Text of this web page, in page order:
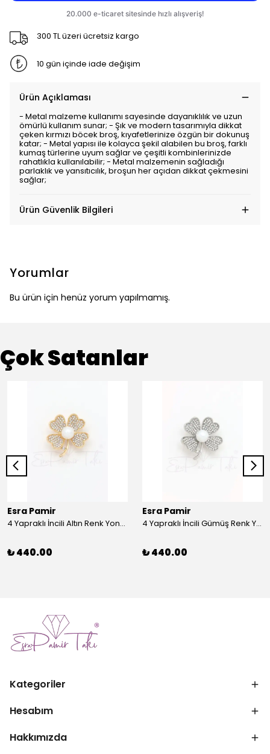
300 TL üzeri ücretsiz kargo
10 gün içinde iade değişim
Ürün Açıklaması
- Metal malzeme kullanımı sayesinde dayanıklılık ve uzun
ömürlü kullanım sunar; - Şık ve modern tasarımıyla dikkat
çeken kırmızı böcek broş, kıyafetlerinize özgün bir dokunuş
katar; - Metal yapısı ile kolayca şekil alabilen bu broş, farklı
kumaş türlerine uyum sağlar ve çeşitli kombinlerinizde
rahatlıkla kullanılabilir; - Metal malzemenin sağladığı
parlaklık ve yansıtıcılık, broşun her açıdan dikkat çekmesini
sağlar;
Ürün Güvenlik Bilgileri
Yorumlar
Bu ürün için henüz yorum yapılmamış.
Çok Satanlar
Esra Pamir
4 Yapraklı İncili Altın Renk Yonca Broş
₺ 440.00
Esra Pamir
4 Yapraklı İncili Gümüş Renk Yonca Broş
₺ 440.00
Kategoriler
Hesabım
Hakkımızda